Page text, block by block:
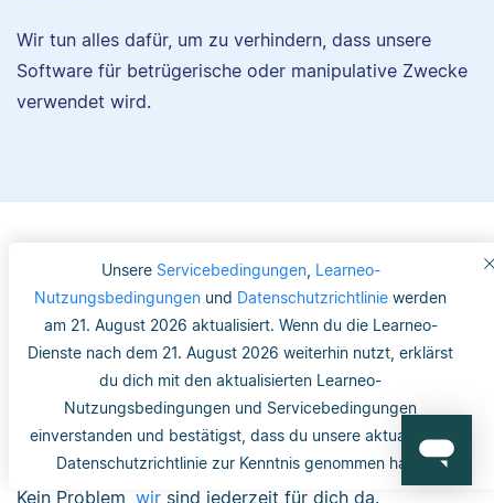
Unsere Servicebedingungen, Learneo-
Nutzungsbedingungen und Datenschutzrichtlinie werden
am 21. August 2026 aktualisiert. Wenn du die Learneo-
Dienste nach dem 21. August 2026 weiterhin nutzt, erklärst
du dich mit den aktualisierten Learneo-
Nutzungsbedingungen und Servicebedingungen
einverstanden und bestätigst, dass du unsere aktualisierte
Datenschutzrichtlinie zur Kenntnis genommen hast.
Wir tun alles dafür, um zu verhindern, dass unsere
Software für betrügerische oder manipulative Zwecke
verwendet wird.
Noch Fragen?
Frag unser Team
Du bevorzugst einen direkten Kontakt?
Kein Problem, wir sind jederzeit für dich da.